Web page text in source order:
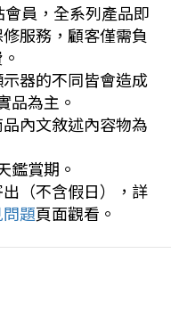
員，全系列產品即
服務，顧客僅需負
器的不同皆會造成
品為主。
內文敘述內容物為
鑑賞期。
（不含假日），詳
題頁面觀看。